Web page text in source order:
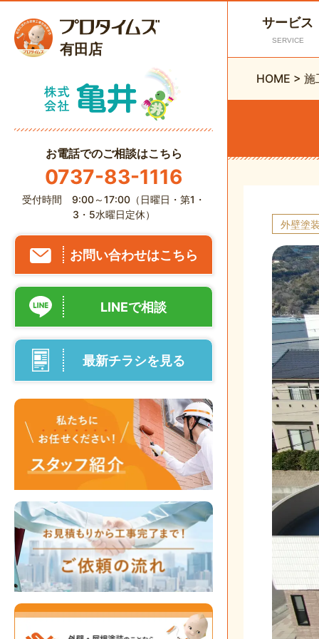
有田店
お電話でのご相談はこちら
0737-83-1116
受付時間 9:00～17:00（日曜日・第1・
3・5水曜日定休）
お問い合わせはこちら
LINEで相談
最新チラシを見る
サービス
SERVICE
HOME > 施
外壁塗